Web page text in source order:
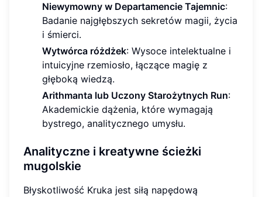
Niewymowny w Departamencie Tajemnic:
Badanie najgłębszych sekretów magii, życia
i śmierci.
Wytwórca różdżek: Wysoce intelektualne i
intuicyjne rzemiosło, łączące magię z
głęboką wiedzą.
Arithmanta lub Uczony Starożytnych Run:
Akademickie dążenia, które wymagają
bystrego, analitycznego umysłu.
Analityczne i kreatywne ścieżki
mugolskie
Błyskotliwość Kruka jest siłą napędową